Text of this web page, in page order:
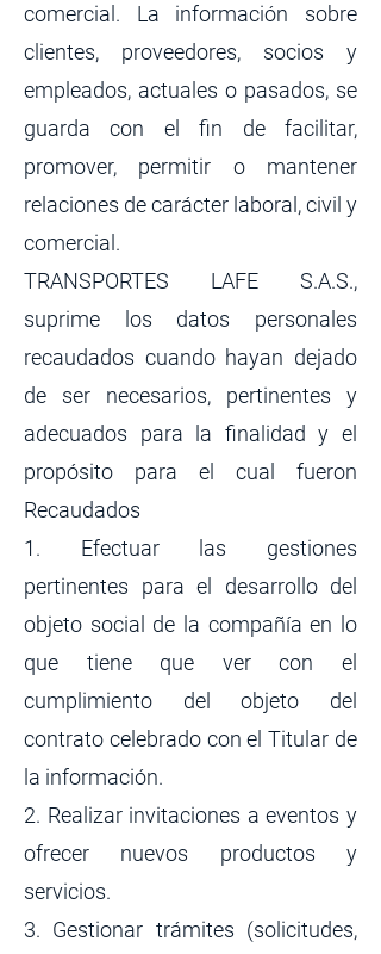
comercial. La información sobre
clientes, proveedores, socios y
empleados, actuales o pasados, se
guarda con el fin de facilitar,
promover, permitir o mantener
relaciones de carácter laboral, civil y
comercial.
TRANSPORTES LAFE S.A.S.,
suprime los datos personales
recaudados cuando hayan dejado
de ser necesarios, pertinentes y
adecuados para la finalidad y el
propósito para el cual fueron
Recaudados
1. Efectuar las gestiones
pertinentes para el desarrollo del
objeto social de la compañía en lo
que tiene que ver con el
cumplimiento del objeto del
contrato celebrado con el Titular de
la información.
2. Realizar invitaciones a eventos y
ofrecer nuevos productos y
servicios.
3. Gestionar trámites (solicitudes,